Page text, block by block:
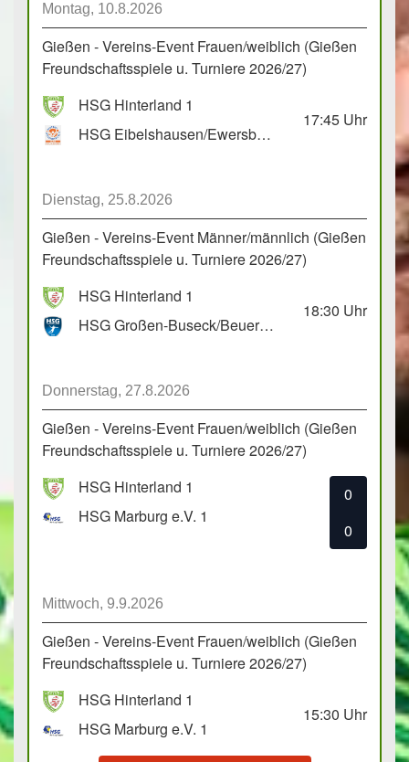
Montag, 10.8.2026
Gießen - Vereins-Event Frauen/weiblich (Gießen
Freundschaftsspiele u. Turniere 2026/27)
HSG Hinterland 1
HSG Eibelshausen/Ewersbach GbR 2
17:45 Uhr
Dienstag, 25.8.2026
Gießen - Vereins-Event Männer/männlich (Gießen
Freundschaftsspiele u. Turniere 2026/27)
HSG Hinterland 1
HSG Großen-Buseck/Beuern 1
18:30 Uhr
Donnerstag, 27.8.2026
Gießen - Vereins-Event Frauen/weiblich (Gießen
Freundschaftsspiele u. Turniere 2026/27)
HSG Hinterland 1
HSG Marburg e.V. 1
0
0
Mittwoch, 9.9.2026
Gießen - Vereins-Event Frauen/weiblich (Gießen
Freundschaftsspiele u. Turniere 2026/27)
HSG Hinterland 1
HSG Marburg e.V. 1
15:30 Uhr